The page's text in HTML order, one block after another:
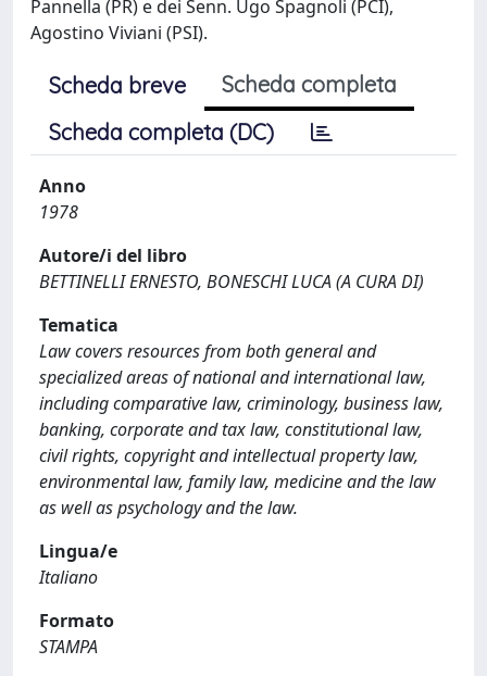
Pannella (PR) e dei Senn. Ugo Spagnoli (PCI),
Agostino Viviani (PSI).
Scheda breve
Scheda completa
Scheda completa (DC)
Anno
1978
Autore/i del libro
BETTINELLI ERNESTO, BONESCHI LUCA (A CURA DI)
Tematica
Law covers resources from both general and
specialized areas of national and international law,
including comparative law, criminology, business law,
banking, corporate and tax law, constitutional law,
civil rights, copyright and intellectual property law,
environmental law, family law, medicine and the law
as well as psychology and the law.
Lingua/e
Italiano
Formato
STAMPA